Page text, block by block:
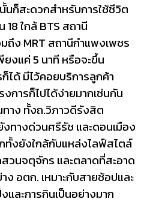
นก็สะดวกสำหรับการใช้ชีวิต
ใกล้ BTS สถานี
ถึง MRT สถานีกำแพงเพชร
ยงแค่ 5 นาที หรือจะขึ้น
ได้ มีไว้คอยบริการลูกค้า
การก็ไปได้ง่ายมากเช่นกัน
ทาง ทั้งถ.วิภาวดีรังสิต
ทางด่วนศรีรัช และดอนเมือง
ทั้งยังใกล้กับแหล่งไลฟ์สไตล์
วนจตุจักร และตลาดที่สะอาด
อตก. เหมาะกับสายช้อปและ
ละการกินเป็นอย่างมาก